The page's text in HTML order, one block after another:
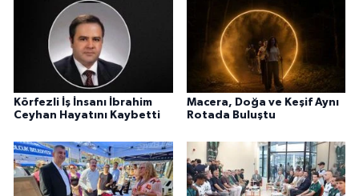
Körfezli İş İnsanı İbrahim
Ceyhan Hayatını Kaybetti
Macera, Doğa ve Keşif Aynı
Rotada Buluştu